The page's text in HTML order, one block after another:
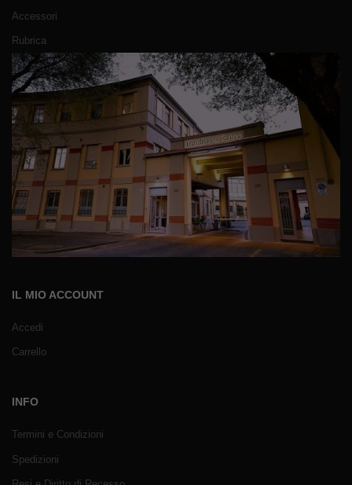
Accessori
Rubrica
IL MIO ACCOUNT
Accedi
Carrello
INFO
Termini e Condizioni
Spedizioni